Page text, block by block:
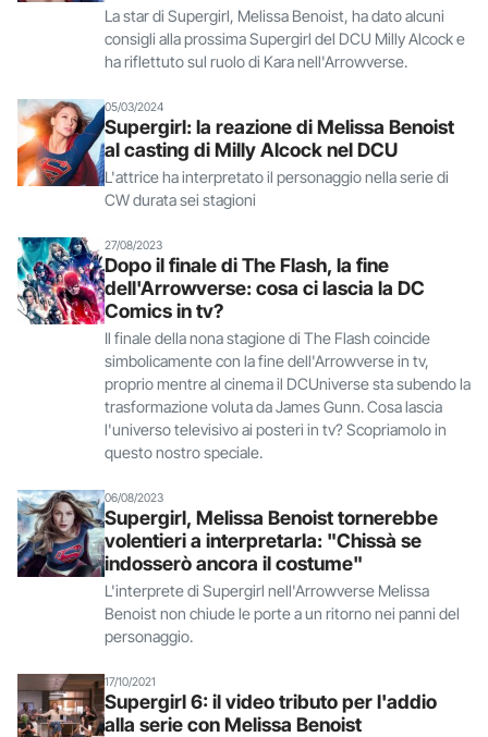
La star di Supergirl, Melissa Benoist, ha dato alcuni
consigli alla prossima Supergirl del DCU Milly Alcock e
ha riflettuto sul ruolo di Kara nell'Arrowverse.
05/03/2024
Supergirl: la reazione di Melissa Benoist
al casting di Milly Alcock nel DCU
L'attrice ha interpretato il personaggio nella serie di
CW durata sei stagioni
27/08/2023
Dopo il finale di The Flash, la fine
dell'Arrowverse: cosa ci lascia la DC
Comics in tv?
Il finale della nona stagione di The Flash coincide
simbolicamente con la fine dell'Arrowverse in tv,
proprio mentre al cinema il DCUniverse sta subendo la
trasformazione voluta da James Gunn. Cosa lascia
l'universo televisivo ai posteri in tv? Scopriamolo in
questo nostro speciale.
06/08/2023
Supergirl, Melissa Benoist tornerebbe
volentieri a interpretarla: "Chissà se
indosserò ancora il costume"
L'interprete di Supergirl nell'Arrowverse Melissa
Benoist non chiude le porte a un ritorno nei panni del
personaggio.
17/10/2021
Supergirl 6: il video tributo per l'addio
alla serie con Melissa Benoist